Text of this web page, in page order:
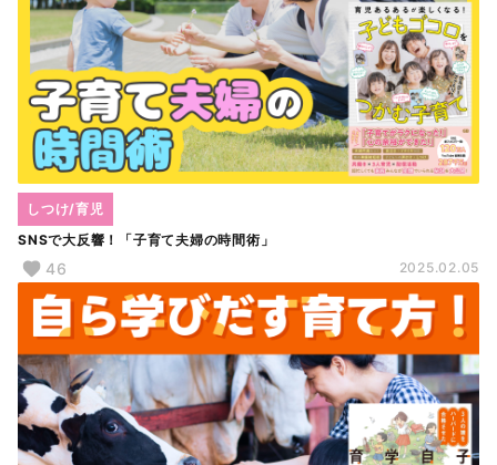
SNSで大反響！「子育て夫婦の時間術」
しつけ/育児
46 2025.02.05